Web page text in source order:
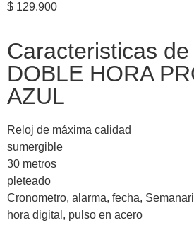
$ 129.900
Caracteristicas
DOBLE HORA
AZUL
Reloj de máxima calidad
sumergible
30 metros
pleteado
Cronometro, alarma, fecha,
hora digital, pulso en acero